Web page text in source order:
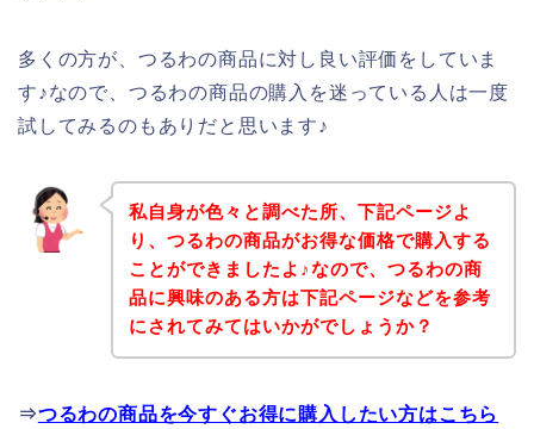
多くの方が、つるわの商品に対し良い評価をしていま
す♪なので、つるわの商品の購入を迷っている人は一度
試してみるのもありだと思います♪
私自身が色々と調べた所、下記ページよ
り、つるわの商品がお得な価格で購入する
ことができましたよ♪なので、つるわの商
品に興味のある方は下記ページなどを参考
にされてみてはいかがでしょうか？
⇒つるわの商品を今すぐお得に購入したい方はこちら